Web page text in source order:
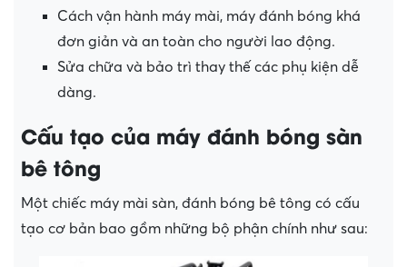
Cách vận hành máy mài, máy đánh bóng khá
đơn giản và an toàn cho người lao động.
Sửa chữa và bảo trì thay thế các phụ kiện dễ
dàng.
Cấu tạo của máy đánh bóng sàn
bê tông
Một chiếc máy mài sàn, đánh bóng bê tông có cấu
tạo cơ bản bao gồm những bộ phận chính như sau: